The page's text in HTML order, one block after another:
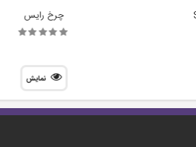
چرخ رایس
نمایش